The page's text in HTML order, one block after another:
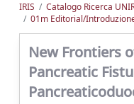
IRIS Catalogo Ricerca
01m Editorial/
New Frontiers
Pancreatic